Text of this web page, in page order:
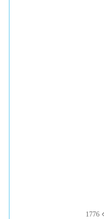
1776